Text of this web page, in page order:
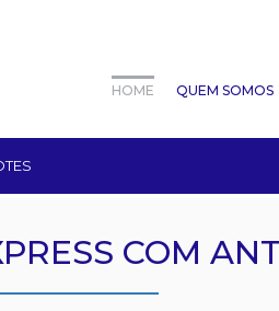
HOME QUEM SOMOS
COM